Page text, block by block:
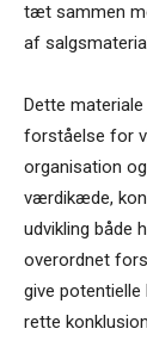
tæt sammen
af
Dette
forståelse for
organisation
værdikæde,
udvikling både
overordnet
give
rette